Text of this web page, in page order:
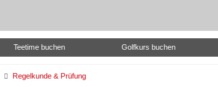
Teetime buchen Golfkurs buchen
 Regelkunde & Prüfung